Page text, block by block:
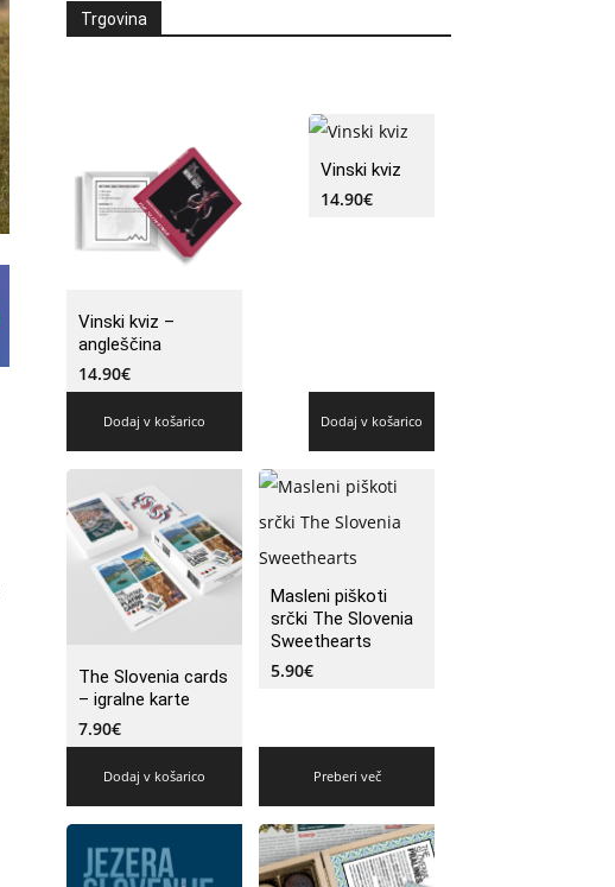
Trgovina
Vinski kviz –
angleščina
14.90€
Dodaj v košarico
Vinski kviz
14.90€
Dodaj v košarico
The Slovenia cards
– igralne karte
7.90€
Dodaj v košarico
Masleni piškoti
srčki The Slovenia
Sweethearts
5.90€
Preberi več